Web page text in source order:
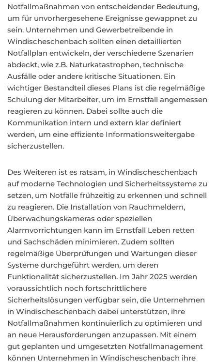
Notfallmaßnahmen von entscheidender Bedeutung,
um für unvorhergesehene Ereignisse gewappnet zu
sein. Unternehmen und Gewerbetreibende in
Windischeschenbach sollten einen detaillierten
Notfallplan entwickeln, der verschiedene Szenarien
abdeckt, wie z.B. Naturkatastrophen, technische
Ausfälle oder andere kritische Situationen. Ein
wichtiger Bestandteil dieses Plans ist die regelmäßige
Schulung der Mitarbeiter, um im Ernstfall angemessen
reagieren zu können. Dabei sollte auch die
Kommunikation intern und extern klar definiert
werden, um eine effiziente Informationsweitergabe
sicherzustellen.
Des Weiteren ist es ratsam, in Windischeschenbach
auf moderne Technologien und Sicherheitssysteme zu
setzen, um Notfälle frühzeitig zu erkennen und schnell
zu reagieren. Die Installation von Rauchmeldern,
Überwachungskameras oder speziellen
Alarmvorrichtungen kann im Ernstfall Leben retten
und Sachschäden minimieren. Zudem sollten
regelmäßige Überprüfungen und Wartungen dieser
Systeme durchgeführt werden, um deren
Funktionalität sicherzustellen. Im Jahr 2025 werden
voraussichtlich noch fortschrittlichere
Sicherheitslösungen verfügbar sein, die Unternehmen
in Windischeschenbach dabei unterstützen, ihre
Notfallmaßnahmen kontinuierlich zu optimieren und
an neue Herausforderungen anzupassen. Mit einem
gut geplanten und umgesetzten Notfallmanagement
können Unternehmen in Windischeschenbach ihre